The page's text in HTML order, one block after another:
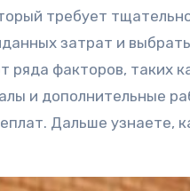
затрат и
ряда факторов, таких
и дополнительные
Дальше узнаете,